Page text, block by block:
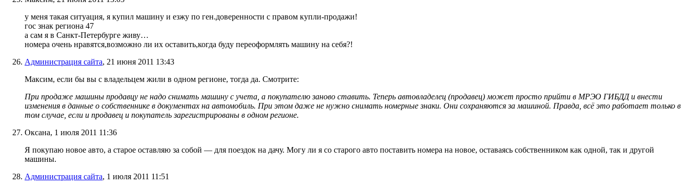
у меня такая ситуация, я купил машину и езжу по ген.доверенности с правом купли-продажи!
гос знак региона 47
а сам я в Санкт-Петербурге живу…
номера очень нравятся,возможно ли их оставить,когда буду переоформлять машину на себя?!
Администрация сайта, 21 июня 2011 13:43
Максим, если бы вы с владельцем жили в одном регионе, тогда да. Смотрите:
При продаже машины продавцу не надо снимать машину с учета, а покупателю заново ставить. Теперь автовладелец (продавец) может просто прийти в МРЭО ГИБДД и внести
изменения в данные о собственнике в документах на автомобиль. При этом даже не нужно снимать номерные знаки. Они сохраняются за машиной. Правда, всё это работает только в
том случае, если и продавец и покупатель зарегистрированы в одном регионе.
Оксана, 1 июля 2011 11:36
Я покупаю новое авто, а старое оставляю за собой — для поездок на дачу. Могу ли я со старого авто поставить номера на новое, оставаясь собственником как одной, так и другой
машины.
Администрация сайта, 1 июля 2011 11:51